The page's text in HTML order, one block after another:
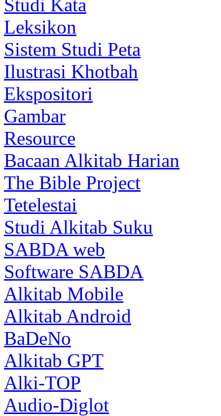
Studi Kata
Leksikon
Sistem Studi Peta
Ilustrasi Khotbah
Ekspositori
Gambar
Resource
Bacaan Alkitab Harian
The Bible Project
Tetelestai
Studi Alkitab Suku
SABDA web
Software SABDA
Alkitab Mobile
Alkitab Android
BaDeNo
Alkitab GPT
Alki-TOP
Audio-Diglot